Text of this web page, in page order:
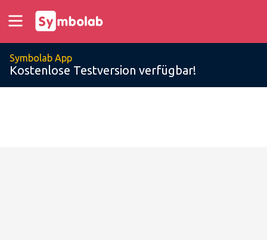
Symbolab App
Kostenlose Testversion verfügbar!